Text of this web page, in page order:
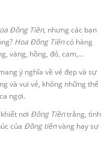
Đồng Tiền, nhưng các bạn
Hoa Đồng Tiềncó hàng
vàng, hồng, đỏ, cam,…
ý nghĩa về vẻ đẹp và sự
và vui vẻ, không những thế
ngợi.
nơi Đồng Tiềntrắng, tình
của Đồng tiềnvàng hay sự